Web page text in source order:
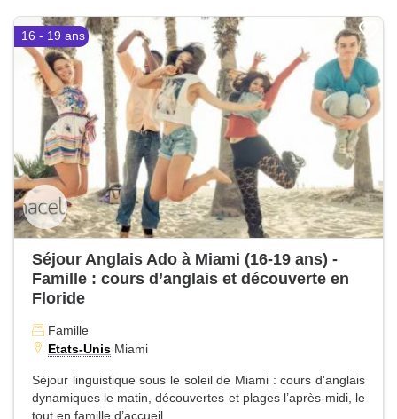
16 - 19 ans
Séjour Anglais Ado à Miami (16-19 ans) -
Famille : cours d’anglais et découverte en
Floride
Famille
Etats-Unis Miami
Séjour linguistique sous le soleil de Miami : cours d'anglais
dynamiques le matin, découvertes et plages l’après-midi, le
tout en famille d’accueil...